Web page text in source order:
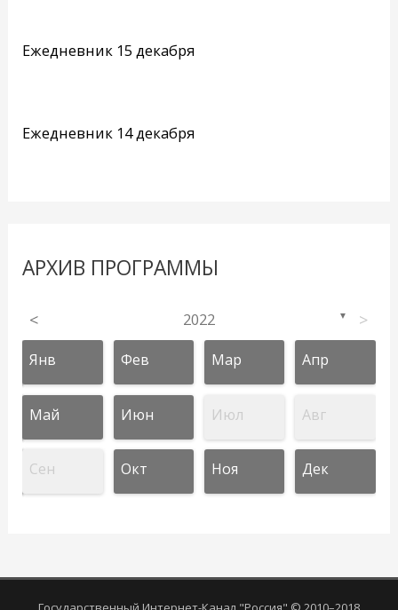
Ежедневник 15 декабря
Ежедневник 14 декабря
АРХИВ ПРОГРАММЫ
< 2022 ▼ >
Янв Фев Мар Апр
Май Июн Июл Авг
Сен Окт Ноя Дек